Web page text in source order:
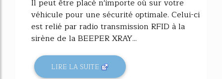
Il peut être placé n'importe où sur votre
véhicule pour une sécurité optimale. Celui-ci
est relié par radio transmission RFID à la
sirène de la BEEPER XRAY...
LIRE LA SUITE